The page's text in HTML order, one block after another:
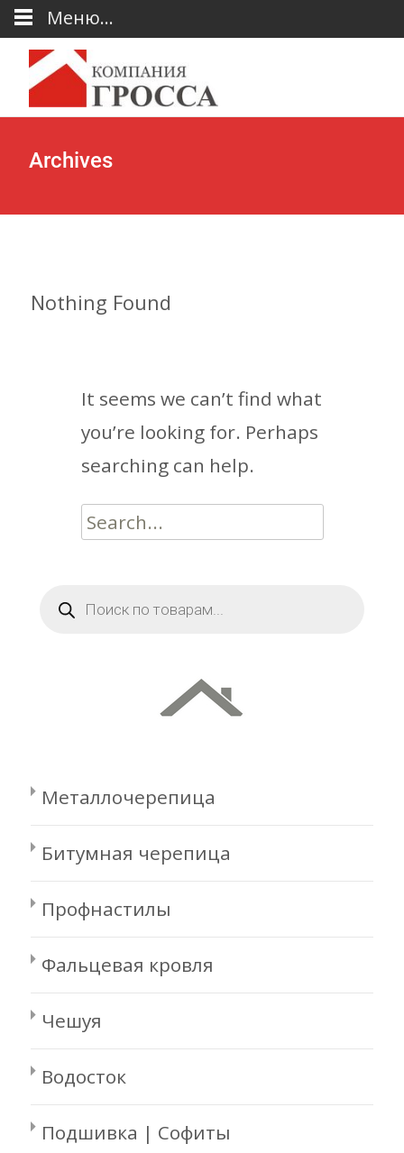
Archives
Nothing Found
It seems we can’t find what
you’re looking for. Perhaps
searching can help.
Search
товаров
Металлочерепица
Битумная черепица
Профнастилы
Фальцевая кровля
Чешуя
Водосток
Подшивка | Софиты
Меню...